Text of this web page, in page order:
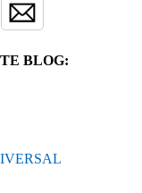
BLOG: